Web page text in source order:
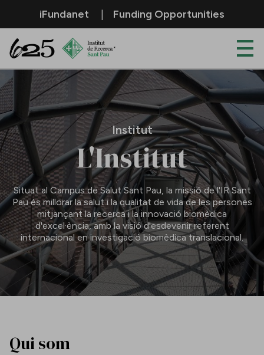
Salta al contingut principal
iFundanet Funding Opportunities
Institut
Institut
L'Institut
Situat al Campus de Salut Sant Pau, la missió de l'IR Sant
Pau és millorar la salut i la qualitat de vida de les persones
mitjançant la recerca i la innovació biomèdica
d'excel·ència, amb la visió d'esdevenir referent
internacional en investigació biomèdica translacional.
Qui som